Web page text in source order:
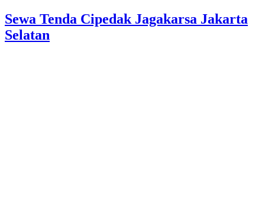
Sewa Tenda Cipedak Jagakarsa Jakarta
Selatan